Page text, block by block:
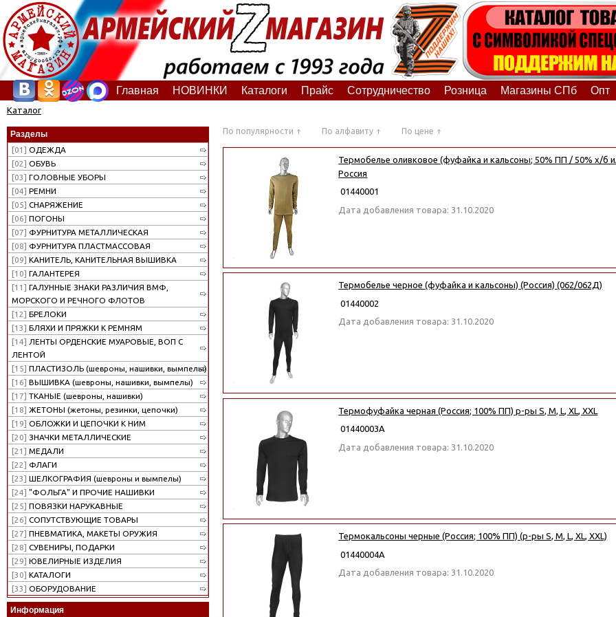
Главная НОВИНКИ Каталоги Прайс Сотрудничество Розница Магазины СПб Опт
Каталог
Разделы
[01] ОДЕЖДА
[02] ОБУВЬ
[03] ГОЛОВНЫЕ УБОРЫ
[04] РЕМНИ
[05] СНАРЯЖЕНИЕ
[06] ПОГОНЫ
[07] ФУРНИТУРА МЕТАЛЛИЧЕСКАЯ
[08] ФУРНИТУРА ПЛАСТМАССОВАЯ
[09] КАНИТЕЛЬ, КАНИТЕЛЬНАЯ ВЫШИВКА
[10] ГАЛАНТЕРЕЯ
[11] ГАЛУННЫЕ ЗНАКИ РАЗЛИЧИЯ ВМФ,
МОРСКОГО И РЕЧНОГО ФЛОТОВ
[12] БРЕЛОКИ
[13] БЛЯХИ И ПРЯЖКИ К РЕМНЯМ
[14] ЛЕНТЫ ОРДЕНСКИЕ МУАРОВЫЕ, ВОП С
ЛЕНТОЙ
[15] ПЛАСТИЗОЛЬ (шевроны, нашивки, вымпелы)
[16] ВЫШИВКА (шевроны, нашивки, вымпелы)
[17] ТКАНЫЕ (шевроны, нашивки)
[18] ЖЕТОНЫ (жетоны, резинки, цепочки)
[19] ОБЛОЖКИ И ЦЕПОЧКИ К НИМ
[20] ЗНАЧКИ МЕТАЛЛИЧЕСКИЕ
[21] МЕДАЛИ
[22] ФЛАГИ
[23] ШЕЛКОГРАФИЯ (шевроны и вымпелы)
[24] "ФОЛЬГА" И ПРОЧИЕ НАШИВКИ
[25] ПОВЯЗКИ НАРУКАВНЫЕ
[26] СОПУТСТВУЮЩИЕ ТОВАРЫ
[27] ПНЕВМАТИКА, МАКЕТЫ ОРУЖИЯ
[28] СУВЕНИРЫ, ПОДАРКИ
[29] ЮВЕЛИРНЫЕ ИЗДЕЛИЯ
[30] КАТАЛОГИ
[33] ОБОРУДОВАНИЕ
Информация
По популярности По алфавиту По цене
Термобелье оливковое (фуфайка и кальсоны; 50% ПП / 50% х/б
Россия
01440001
Дата добавления товара: 31.10.2020
Термобелье черное (фуфайка и кальсоны) (Россия) (062/062Д)
01440002
Дата добавления товара: 31.10.2020
Термофуфайка черная (Россия; 100% ПП) р-ры S, M, L, XL, XXL
01440003А
Дата добавления товара: 31.10.2020
Термокальсоны черные (Россия; 100% ПП) (р-ры S, M, L, XL, XXL)
01440004А
Дата добавления товара: 31.10.2020